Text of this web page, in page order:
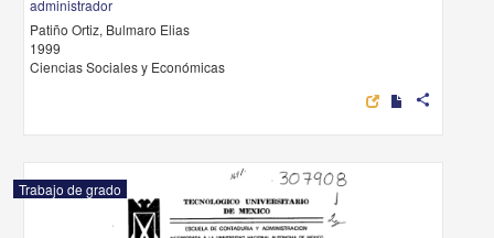
administrador
Patiño Ortiz, Bulmaro Elias
1999
Ciencias Sociales y Económicas
share
Trabajo de grado